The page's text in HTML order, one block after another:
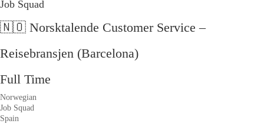
Job Squad
🇳🇴 Norsktalende Customer Service –
Reisebransjen (Barcelona)
Full Time
Norwegian
Job Squad
Spain